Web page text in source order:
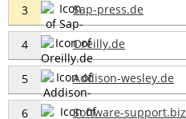
3 Sap-press.de
4 Oreilly.de
5 Addison-wesley.de
6 Software-support.biz